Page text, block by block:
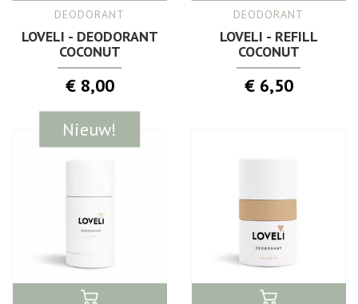
DEODORANT
LOVELI - DEODORANT
COCONUT
€ 8,00
DEODORANT
LOVELI - REFILL
COCONUT
€ 6,50
Nieuw!